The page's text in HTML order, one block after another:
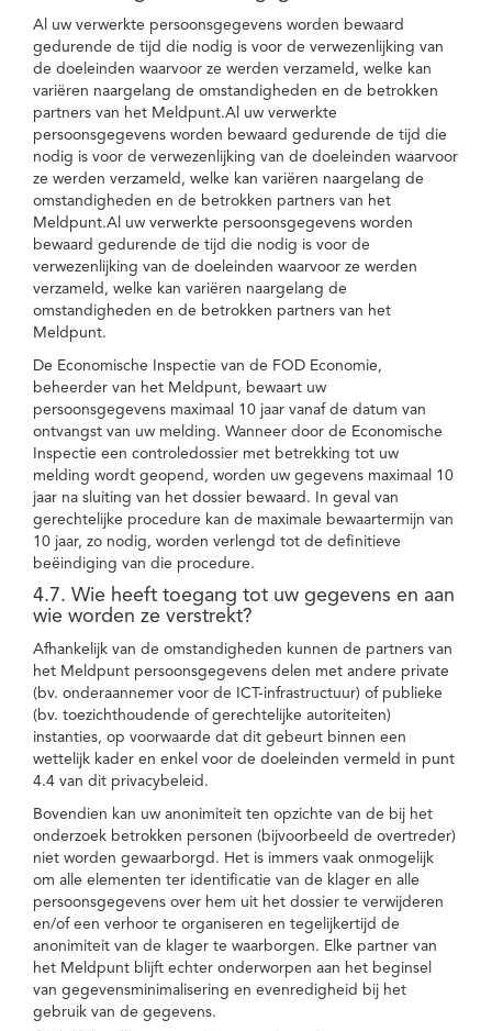
Al uw verwerkte persoonsgegevens worden bewaard
gedurende de tijd die nodig is voor de verwezenlijking van
de doeleinden waarvoor ze werden verzameld, welke kan
variëren naargelang de omstandigheden en de betrokken
partners van het Meldpunt.Al uw verwerkte
persoonsgegevens worden bewaard gedurende de tijd die
nodig is voor de verwezenlijking van de doeleinden waarvoor
ze werden verzameld, welke kan variëren naargelang de
omstandigheden en de betrokken partners van het
Meldpunt.Al uw verwerkte persoonsgegevens worden
bewaard gedurende de tijd die nodig is voor de
verwezenlijking van de doeleinden waarvoor ze werden
verzameld, welke kan variëren naargelang de
omstandigheden en de betrokken partners van het
Meldpunt.
De Economische Inspectie van de FOD Economie,
beheerder van het Meldpunt, bewaart uw
persoonsgegevens maximaal 10 jaar vanaf de datum van
ontvangst van uw melding. Wanneer door de Economische
Inspectie een controledossier met betrekking tot uw
melding wordt geopend, worden uw gegevens maximaal 10
jaar na sluiting van het dossier bewaard. In geval van
gerechtelijke procedure kan de maximale bewaartermijn van
10 jaar, zo nodig, worden verlengd tot de definitieve
beëindiging van die procedure.
4.7. Wie heeft toegang tot uw gegevens en aan
wie worden ze verstrekt?
Afhankelijk van de omstandigheden kunnen de partners van
het Meldpunt persoonsgegevens delen met andere private
(bv. onderaannemer voor de ICT-infrastructuur) of publieke
(bv. toezichthoudende of gerechtelijke autoriteiten)
instanties, op voorwaarde dat dit gebeurt binnen een
wettelijk kader en enkel voor de doeleinden vermeld in punt
4.4 van dit privacybeleid.
Bovendien kan uw anonimiteit ten opzichte van de bij het
onderzoek betrokken personen (bijvoorbeeld de overtreder)
niet worden gewaarborgd. Het is immers vaak onmogelijk
om alle elementen ter identificatie van de klager en alle
persoonsgegevens over hem uit het dossier te verwijderen
en/of een verhoor te organiseren en tegelijkertijd de
anonimiteit van de klager te waarborgen. Elke partner van
het Meldpunt blijft echter onderworpen aan het beginsel
van gegevensminimalisering en evenredigheid bij het
gebruik van de gegevens.